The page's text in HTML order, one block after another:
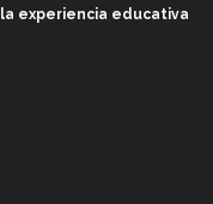
experiencia educativa